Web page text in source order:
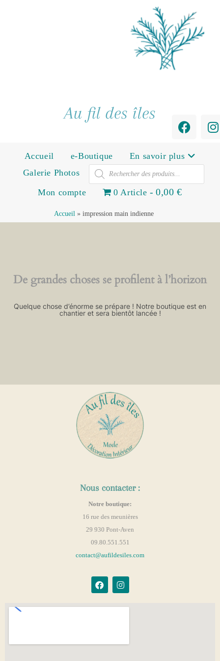
Au fil des îles
Accueil e-Boutique
En savoir plus
Galerie Photos
Mon compte
0 Article 0,00 €
Accueil » impression main indienne
De grandes choses se profilent à l’horizon
Quelque chose d’énorme se prépare ! Notre boutique est en
chantier et sera bientôt lancée !
Nous contacter :
Notre boutique:
16 rue des meunières
29 930 Pont-Aven
09.80.551.551
contact@aufildesiles.com